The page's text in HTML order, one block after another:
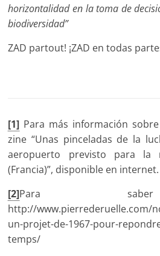
horizontalidad en la toma de
biodiversidad”
ZAD partout! ¡ZAD en todas
[1] Para más información
zine “Unas pinceladas de la
aeropuerto previsto para la
(Francia)”, disponible en internet.
[2]Para
http://www.pierrederuelle.com/
un-projet-de-1967-pour-
temps/